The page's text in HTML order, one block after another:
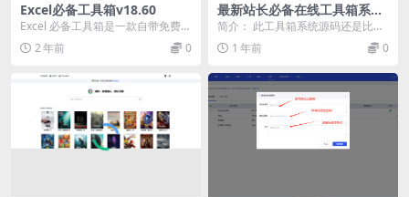
Excel必备工具箱v18.60
Excel 必备工具箱是一款自带免费多
标签的 EXCEL 工具箱， 同时支持
o... 2 年前 0
最新站长必备在线工具箱系统
源码 含上百款工具 带后台版
本 自适应模板 优化修复版
简介： 此工具箱系统源码还是比较
成熟的，虽然没有那么花里胡哨，
但贵在简洁大方，全...
1 年前 0